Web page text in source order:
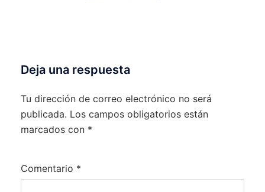
Deja una respuesta
Tu dirección de correo electrónico no será
publicada. Los campos obligatorios están
marcados con *
Comentario *